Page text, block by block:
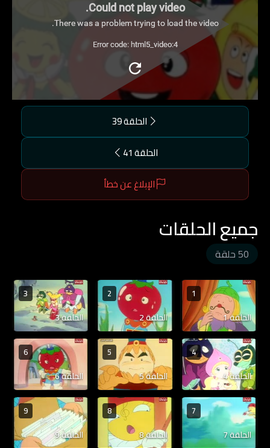
Could not play video.
There was a problem trying to load the video.
Error code: html5_video:4
الحلقة 39
الحلقة 41
الإبلاغ عن خطأ
جميع الحلقات
50 حلقة
1
الحلقة 1
2
الحلقة 2
3
الحلقة 3
4
الحلقة 4
5
الحلقة 5
6
الحلقة 6
7
الحلقة 7
8
الحلقة 8
9
الحلقة 9